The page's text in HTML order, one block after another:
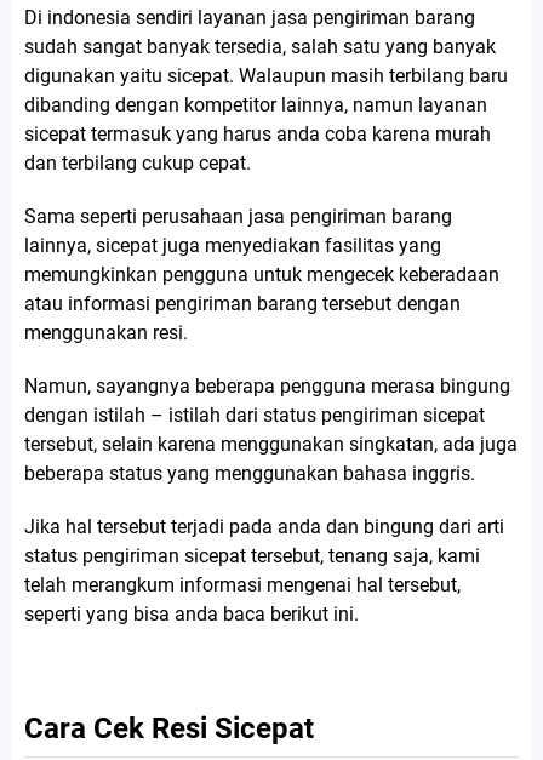
Di indonesia sendiri layanan jasa pengiriman barang
sudah sangat banyak tersedia, salah satu yang banyak
digunakan yaitu sicepat. Walaupun masih terbilang baru
dibanding dengan kompetitor lainnya, namun layanan
sicepat termasuk yang harus anda coba karena murah
dan terbilang cukup cepat.
Sama seperti perusahaan jasa pengiriman barang
lainnya, sicepat juga menyediakan fasilitas yang
memungkinkan pengguna untuk mengecek keberadaan
atau informasi pengiriman barang tersebut dengan
menggunakan resi.
Namun, sayangnya beberapa pengguna merasa bingung
dengan istilah – istilah dari status pengiriman sicepat
tersebut, selain karena menggunakan singkatan, ada juga
beberapa status yang menggunakan bahasa inggris.
Jika hal tersebut terjadi pada anda dan bingung dari arti
status pengiriman sicepat tersebut, tenang saja, kami
telah merangkum informasi mengenai hal tersebut,
seperti yang bisa anda baca berikut ini.
Cara Cek Resi Sicepat